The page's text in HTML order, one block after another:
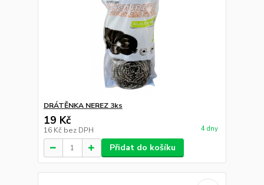
DRÁTĚNKA NEREZ 3ks
19 Kč
16 Kč bez DPH 4 dny
Přidat do košíku